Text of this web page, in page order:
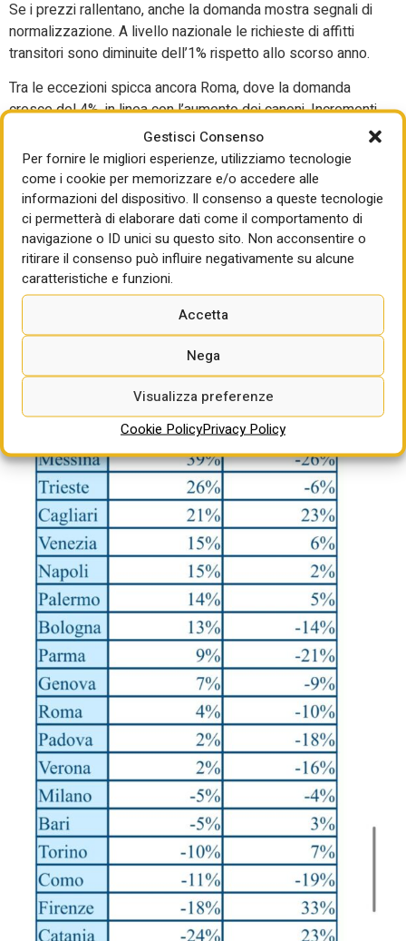
Gestisci Consenso
Per fornire le migliori esperienze, utilizziamo tecnologie
come i cookie per memorizzare e/o accedere alle
informazioni del dispositivo. Il consenso a queste tecnologie
ci permetterà di elaborare dati come il comportamento di
navigazione o ID unici su questo sito. Non acconsentire o
ritirare il consenso può influire negativamente su alcune
caratteristiche e funzioni.
Accetta
Nega
Visualizza preferenze
Cookie PolicyPrivacy Policy
Se i prezzi rallentano, anche la domanda mostra segnali di
normalizzazione. A livello nazionale le richieste di affitti
transitori sono diminuite dell’1% rispetto allo scorso anno.
Tra le eccezioni spicca ancora Roma, dove la domanda
cresce del 4%, in linea con l’aumento dei canoni. Incrementi
significativi si registrano anche a Brescia (+40%), Messina
(+39%) e Trieste (+26%).
In calo invece Firenze (-18%), Milano (-5%), Bergamo
(-25%) e Catania (-24%), a conferma di un mercato che,
dopo la forte espansione degli ultimi anni, sembra avviarsi
verso una fase di maggiore stabilizzazione.
Offerta in lieve contrazione